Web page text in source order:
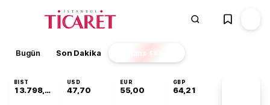
Bugün Son Dakika Finans EKSTRA
BIST
13.798,82
USD
47,70
EUR
55,00
GBP
64,21